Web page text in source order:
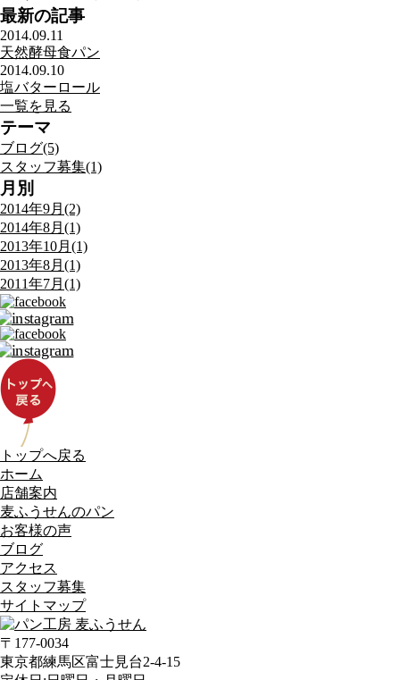
最新の記事
2014.09.11
天然酵母食パン
2014.09.10
塩バターロール
一覧を見る
テーマ
ブログ(5)
スタッフ募集(1)
月別
2014年9月(2)
2014年8月(1)
2013年10月(1)
2013年8月(1)
2011年7月(1)
トップへ戻る
ホーム
店舗案内
麦ふうせんのパン
お客様の声
ブログ
アクセス
スタッフ募集
サイトマップ
〒177-0034
東京都練馬区富士見台2-4-15